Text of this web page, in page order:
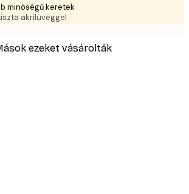
minőségű keretek
akrilüveggel
ezeket vásárolták